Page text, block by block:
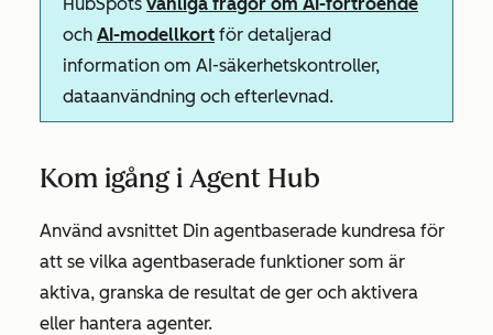
och AI-modellkort för detaljerad
information om AI-säkerhetskontroller,
dataanvändning och efterlevnad.
Kom igång i Agent Hub
Använd avsnittet Din agentbaserade kundresa för
att se vilka agentbaserade funktioner som är
aktiva, granska de resultat de ger och aktivera
eller hantera agenter.